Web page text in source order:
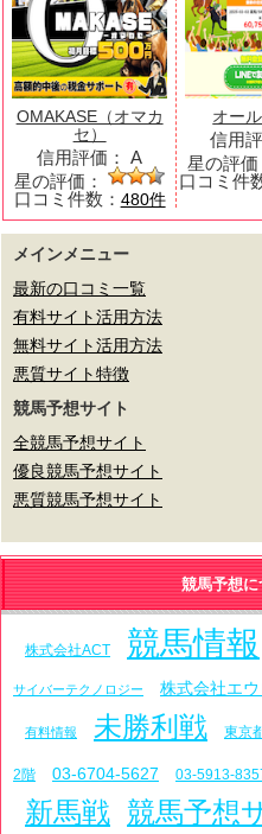
OMAKASE（オマカ
セ）
信用評価： A
星の評価：
口コミ件数： 480件
オー
信用
星の評価
口コミ件
メインメニュー
最新の口コミ一覧
有料サイト活用方法
無料サイト活用方法
悪質サイト特徴
競馬予想サイト
全競馬予想サイト
優良競馬予想サイト
悪質競馬予想サイト
競馬予想
株式会社ACT 競馬情報
サイバーテクノロジー 株式会社エ
有料情報 未勝利戦 東京
2階 03-6704-5627 03-5913-
新馬戦 競馬予想